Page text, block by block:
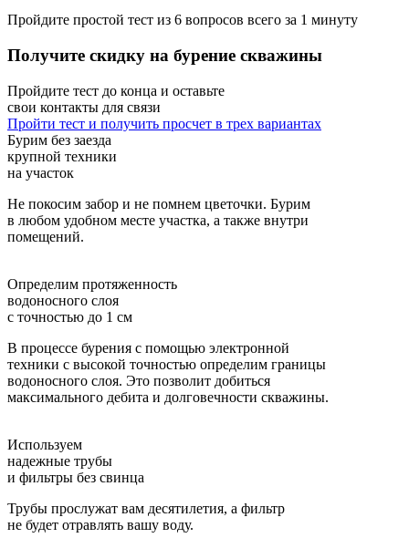
Пройдите простой тест из 6 вопросов всего за 1 минуту
Получите скидку на бурение скважины
Пройдите тест до конца и оставьте
свои контакты для связи
Пройти тест и получить просчет в трех вариантах
Бурим без заезда
крупной техники
на участок
Не покосим забор и не помнем цветочки. Бурим
в любом удобном месте участка, а также внутри
помещений.
Определим протяженность
водоносного слоя
с точностью до 1 см
В процессе бурения с помощью электронной
техники с высокой точностью определим границы
водоносного слоя. Это позволит добиться
максимального дебита и долговечности скважины.
Используем
надежные трубы
и фильтры без свинца
Трубы прослужат вам десятилетия, а фильтр
не будет отравлять вашу воду.